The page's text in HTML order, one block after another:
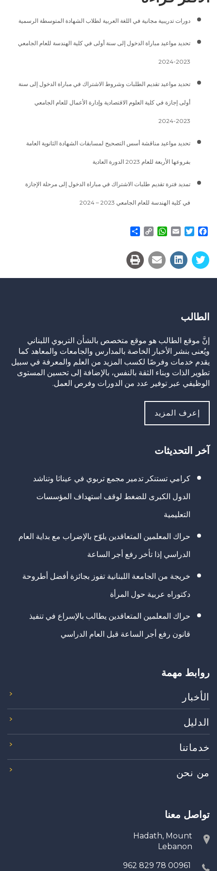
دورات تدريبية مجانية في اللغة العربية لطلاب الشهادة المتوسطة الرسمية
تحديد مواعيد مباراة الدخول إلى سنة أولى في كلية الهندسة للعام الجامعي
2023-2024
تحديد مواعيد تقديم الطلبات وشروط الاشتراك في مباراة الدخول إلى سنة
أولى إجازة في كلية العلوم الاقتصادية وإدارة الأعمال للعام الجامعي
2023-2024
تحديد مواعيد مناقشة أسس التصحيح لمسابقات الشهادة الثانوية العامة
بفروعها الأربعة للعام 2023 الدورة العادية
تمديد فترة تقديم طلبات الاشتراك في مباراة الدخول إلى مرحلة الإجازة
في كلية الهندسة للعام الجامعي 2023 – 2024
Facebook
Twitter
Email
WhatsApp
Copy
الطالب
إنَّ موقع الطالب هو موقع متخصص بالشأن التربوي اللبناني
ويُعنى بنشر الأخبار الخاصة بالمدارس والجامعات والمعاهد كما
يقدم خدمات وفرصًا لكسب المزيد من العلم والمعرفة في سبيل
تطوير الذات وبناء الثقة بالنفس، بالإضافة إلى تحسين المستوى
الوظيفي عبر توفير عدد من الدورات وفرص العمل.
إعرف المزيد
آخر التحديثات
كرامي تستنكر تدمير مجمع تربوي في عيناثا وتناشد
الدول الكبرى للضغط لوقف استهداف المؤسسات
التعليمية
حراك المعلمين المتعاقدين يلوّح بالإضراب مع بداية العام
الدراسي إذا تأخر رفع أجر الساعة
خريجة من الجامعة اللبنانية تفوز بجائزة أفضل أطروحة
دكتوراه عربية حول المرأة
حراك المعلمين المتعاقدين يطالب بالإسراع في تنفيذ
قانون رفع أجر الساعة قبل العام الدراسي
روابط مهمة
الأخبار
الدليل
خدماتنا
من نحن
تواصل معنا
Hadath, Mount
Lebanon
00961 78 829 962